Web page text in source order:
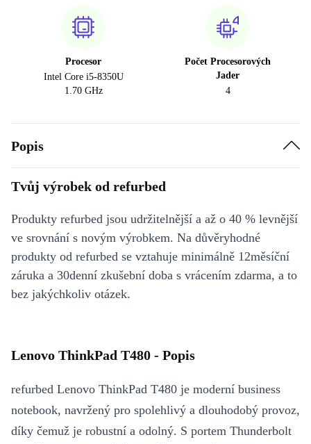
Procesor
Intel Core i5-8350U
1.70 GHz
Počet Procesorových
Jader
4
Popis
Tvůj výrobek od refurbed
Produkty refurbed jsou udržitelnější a až o 40 % levnější
ve srovnání s novým výrobkem. Na důvěryhodné
produkty od refurbed se vztahuje minimálně 12měsíční
záruka a 30denní zkušební doba s vrácením zdarma, a to
bez jakýchkoliv otázek.
Lenovo ThinkPad T480 - Popis
refurbed Lenovo ThinkPad T480 je moderní business
notebook, navržený pro spolehlivý a dlouhodobý provoz,
díky čemuž je robustní a odolný. S portem Thunderbolt